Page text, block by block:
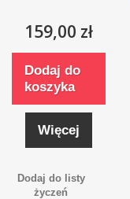
159,00 zł
Dodaj do
koszyka
Więcej
Dodaj do listy
życzeń